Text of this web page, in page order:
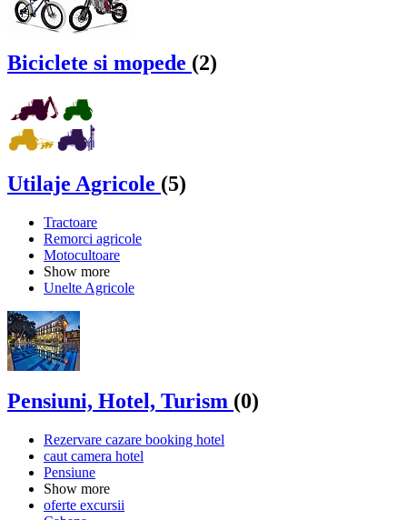
Biciclete si mopede (2)
Utilaje Agricole (5)
Tractoare
Remorci agricole
Motocultoare
Show more
Unelte Agricole
Pensiuni, Hotel, Turism (0)
Rezervare cazare booking hotel
caut camera hotel
Pensiune
Show more
oferte excursii